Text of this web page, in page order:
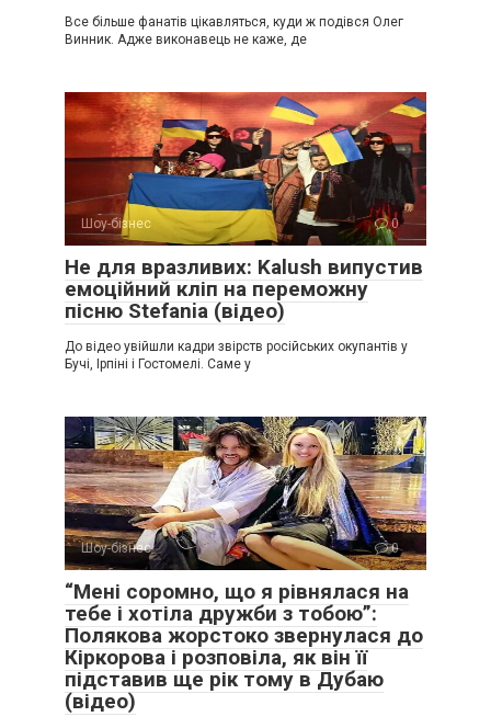
Все більше фанатів цікавляться, куди ж подівся Олег
Винник. Адже виконавець не каже, де
Шоу-бізнес 0
Не для вразливих: Kalush випустив
емоційний кліп на переможну
пісню Stefania (відео)
До відео увійшли кадри звірств російських окупантів у
Бучі, Ірпіні і Гостомелі. Саме у
Шоу-бізнес 0
“Мені соромно, що я рівнялася на
тебе і хотіла дружби з тобою”:
Полякова жорстоко звернулася до
Кіркорова і розповіла, як він її
підставив ще рік тому в Дубаю
(відео)